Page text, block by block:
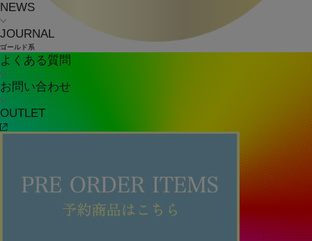
NEWS
JOURNAL
よくある質問
お問い合わせ
OUTLET
ゴールド系